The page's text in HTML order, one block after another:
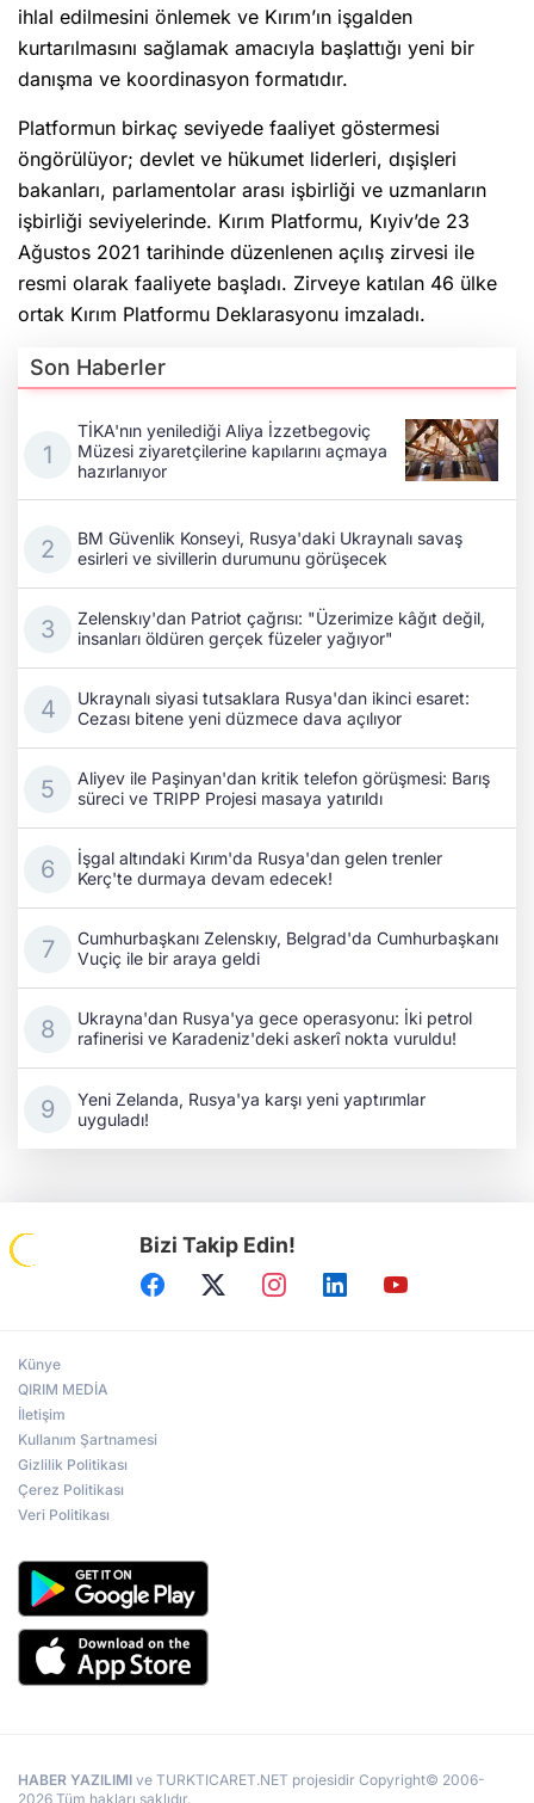
ihlal edilmesini önlemek ve Kırım’ın işgalden
kurtarılmasını sağlamak amacıyla başlattığı yeni bir
danışma ve koordinasyon formatıdır.
Platformun birkaç seviyede faaliyet göstermesi
öngörülüyor; devlet ve hükumet liderleri, dışişleri
bakanları, parlamentolar arası işbirliği ve uzmanların
işbirliği seviyelerinde. Kırım Platformu, Kıyiv’de 23
Ağustos 2021 tarihinde düzenlenen açılış zirvesi ile
resmi olarak faaliyete başladı. Zirveye katılan 46 ülke
ortak Kırım Platformu Deklarasyonu imzaladı.
Son Haberler
TİKA'nın yenilediği Aliya İzzetbegoviç
Müzesi ziyaretçilerine kapılarını açmaya
hazırlanıyor
BM Güvenlik Konseyi, Rusya'daki Ukraynalı savaş
esirleri ve sivillerin durumunu görüşecek
Zelenskıy'dan Patriot çağrısı: "Üzerimize kâğıt değil,
insanları öldüren gerçek füzeler yağıyor"
Ukraynalı siyasi tutsaklara Rusya'dan ikinci esaret:
Cezası bitene yeni düzmece dava açılıyor
Aliyev ile Paşinyan'dan kritik telefon görüşmesi: Barış
süreci ve TRIPP Projesi masaya yatırıldı
İşgal altındaki Kırım'da Rusya'dan gelen trenler
Kerç'te durmaya devam edecek!
Cumhurbaşkanı Zelenskıy, Belgrad'da Cumhurbaşkanı
Vuçiç ile bir araya geldi
Ukrayna'dan Rusya'ya gece operasyonu: İki petrol
rafinerisi ve Karadeniz'deki askerî nokta vuruldu!
Yeni Zelanda, Rusya'ya karşı yeni yaptırımlar
uyguladı!
Bizi Takip Edin!
Künye
QIRIM MEDİA
İletişim
Kullanım Şartnamesi
Gizlilik Politikası
Çerez Politikası
Veri Politikası
HABER YAZILIMI ve TURKTICARET.NET projesidir Copyright© 2006-
2026 Tüm hakları saklıdır.